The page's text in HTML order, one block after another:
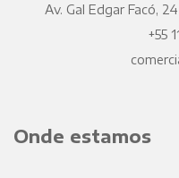
Av. Gal Edgar Facó,
+55
Onde estamos